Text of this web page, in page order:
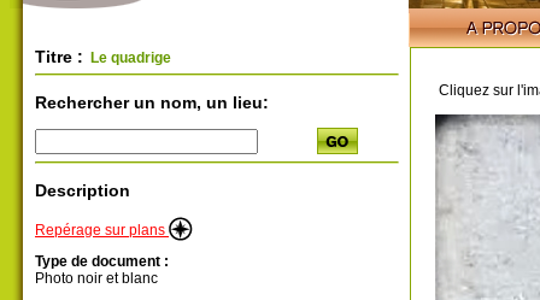
Titre : Le quadrige
Rechercher un nom, un lieu:
Description
Repérage sur plans
Type de document :
Photo noir et blanc
Cliquez sur